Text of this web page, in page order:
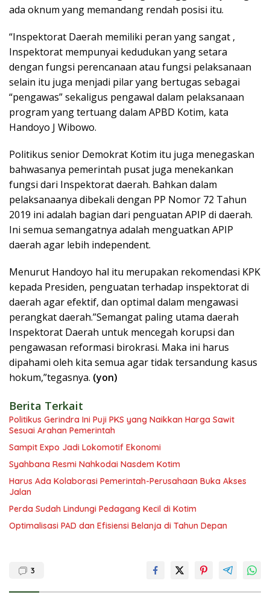
ada oknum yang memandang rendah posisi itu.
“Inspektorat Daerah memiliki peran yang sangat ,
Inspektorat mempunyai kedudukan yang setara
dengan fungsi perencanaan atau fungsi pelaksanaan
selain itu juga menjadi pilar yang bertugas sebagai
“pengawas” sekaligus pengawal dalam pelaksanaan
program yang tertuang dalam APBD Kotim, kata
Handoyo J Wibowo.
Politikus senior Demokrat Kotim itu juga menegaskan
bahwasanya pemerintah pusat juga menekankan
fungsi dari Inspektorat daerah. Bahkan dalam
pelaksanaanya dibekali dengan PP Nomor 72 Tahun
2019 ini adalah bagian dari penguatan APIP di daerah.
Ini semua semangatnya adalah menguatkan APIP
daerah agar lebih independent.
Menurut Handoyo hal itu merupakan rekomendasi KPK
kepada Presiden, penguatan terhadap inspektorat di
daerah agar efektif, dan optimal dalam mengawasi
perangkat daerah.”Semangat paling utama daerah
Inspektorat Daerah untuk mencegah korupsi dan
pengawasan reformasi birokrasi. Maka ini harus
dipahami oleh kita semua agar tidak tersandung kasus
hokum,”tegasnya. (yon)
Berita Terkait
Politikus Gerindra Ini Puji PKS yang Naikkan Harga Sawit
Sesuai Arahan Pemerintah
Sampit Expo Jadi Lokomotif Ekonomi
Syahbana Resmi Nahkodai Nasdem Kotim
Harus Ada Kolaborasi Pemerintah-Perusahaan Buka Akses
Jalan
Perda Sudah Lindungi Pedagang Kecil di Kotim
Optimalisasi PAD dan Efisiensi Belanja di Tahun Depan
3